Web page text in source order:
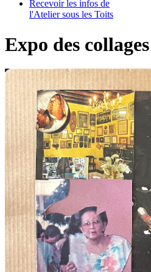
Recevoir les infos de
l'Atelier sous les Toits
Expo des